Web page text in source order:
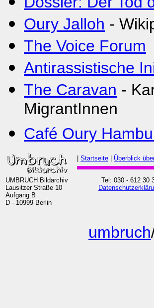
Oury Jalloh -
The Voice Forum
Antirassistische
The Caravan -
MigrantInnen
Café Oury
Startseite Überblick
UMBRUCH Bildarchiv
Lausitzer Straße 10
Aufgang B
D - 10999 Berlin
Tel: 030 - 612 30
umbruch